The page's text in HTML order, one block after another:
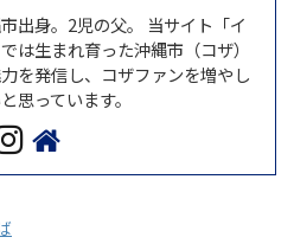
出身。2児の父。 当サイト「イ
は生まれ育った沖縄市（コザ）
を発信し、コザファンを増やし
思っています。